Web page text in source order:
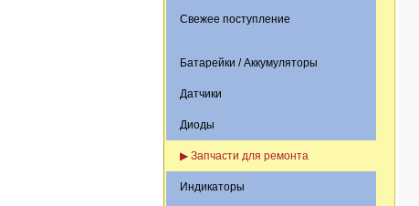
Свежее поступление
Батарейки / Аккумуляторы
Датчики
Диоды
▶ Запчасти для ремонта
Индикаторы